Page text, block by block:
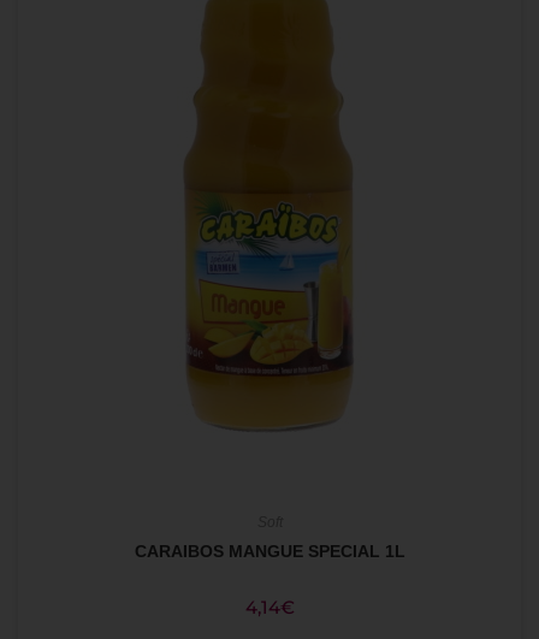
CARAIBOS MANGUE SPECIAL 1L
4,14€